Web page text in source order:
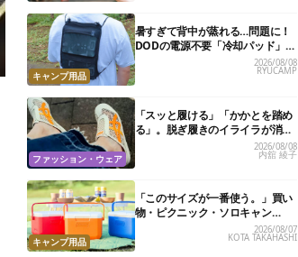
キャンプ用品
暑すぎて背中が蒸れる…問題に！
DODの電源不要「冷却パッド」を
試したら、夏の移動がラクになっ
た
2026/08/08
RYUCAMP
ファッション・ウェア
「スッと履ける」「かかとを踏め
る」。脱ぎ履きのイライラが消え
る快適“スニーカーサンダル”6選
2026/08/08
内舘 綾子
キャンプ用品
「このサイズが一番使う。」買い
物・ピクニック・ソロキャン
に“ちょうどいい”小型クーラーボ
ックス13選
2026/08/07
KOTA TAKAHASHI